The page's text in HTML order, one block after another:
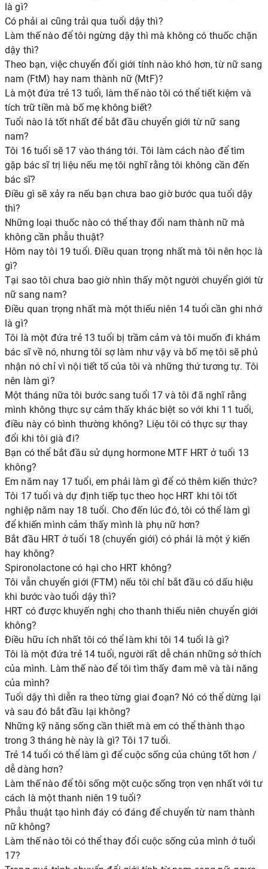
là gì?
Có phải ai cũng trải qua tuổi dậy thì?
Làm thế nào để tôi ngừng dậy thì mà không có thuốc chặn
dậy thì?
Theo bạn, việc chuyển đổi giới tính nào khó hơn, từ nữ sang
nam (FtM) hay nam thành nữ (MtF)?
Là một đứa trẻ 13 tuổi, làm thế nào tôi có thể tiết kiệm và
tích trữ tiền mà bố mẹ không biết?
Tuổi nào là tốt nhất để bắt đầu chuyển giới từ nữ sang
nam?
Tôi 16 tuổi sẽ 17 vào tháng tới. Tôi làm cách nào để tìm
gặp bác sĩ trị liệu nếu mẹ tôi nghĩ rằng tôi không cần đến
bác sĩ?
Điều gì sẽ xảy ra nếu bạn chưa bao giờ bước qua tuổi dậy
thì?
Những loại thuốc nào có thể thay đổi nam thành nữ mà
không cần phẫu thuật?
Hôm nay tôi 19 tuổi. Điều quan trọng nhất mà tôi nên học là
gì?
Tại sao tôi chưa bao giờ nhìn thấy một người chuyển giới từ
nữ sang nam?
Điều quan trọng nhất mà một thiếu niên 14 tuổi cần ghi nhớ
là gì?
Tôi là một đứa trẻ 13 tuổi bị trầm cảm và tôi muốn đi khám
bác sĩ về nó, nhưng tôi sợ làm như vậy và bố mẹ tôi sẽ phủ
nhận nó chỉ vì nội tiết tố của tôi và những thứ tương tự. Tôi
nên làm gì?
Một tháng nữa tôi bước sang tuổi 17 và tôi đã nghĩ rằng
mình không thực sự cảm thấy khác biệt so với khi 11 tuổi,
điều này có bình thường không? Liệu tôi có thực sự thay
đổi khi tôi già đi?
Bạn có thể bắt đầu sử dụng hormone MTF HRT ở tuổi 13
không?
Em năm nay 17 tuổi, em phải làm gì để có thêm kiến ​​thức?
Tôi 17 tuổi và dự định tiếp tục theo học HRT khi tôi tốt
nghiệp năm nay 18 tuổi. Cho đến lúc đó, tôi có thể làm gì
để khiến mình cảm thấy mình là phụ nữ hơn?
Bắt đầu HRT ở tuổi 18 (chuyển giới) có phải là một ý kiến ​​
hay không?
Spironolactone có hại cho HRT không?
Tôi vẫn chuyển giới (FTM) nếu tôi chỉ bắt đầu có dấu hiệu
khi bước vào tuổi dậy thì?
HRT có được khuyến nghị cho thanh thiếu niên chuyển giới
không?
Điều hữu ích nhất tôi có thể làm khi tôi 14 tuổi là gì?
Tôi là một đứa trẻ 14 tuổi, người rất dễ chán những sở thích
của mình. Làm thế nào để tôi tìm thấy đam mê và tài năng
của mình?
Tuổi dậy thì diễn ra theo từng giai đoạn? Nó có thể dừng lại
và sau đó bắt đầu lại không?
Những kỹ năng sống cần thiết mà em có thể thành thạo
trong 3 tháng hè này là gì? Tôi 17 tuổi.
Trẻ 14 tuổi có thể làm gì để cuộc sống của chúng tốt hơn /
dễ dàng hơn?
Làm thế nào để tôi sống một cuộc sống trọn vẹn nhất với tư
cách là một thanh niên 19 tuổi?
Phẫu thuật tạo hình đáy có đáng để chuyển từ nam thành
nữ không?
Làm thế nào tôi có thể thay đổi cuộc sống của mình ở tuổi
17?